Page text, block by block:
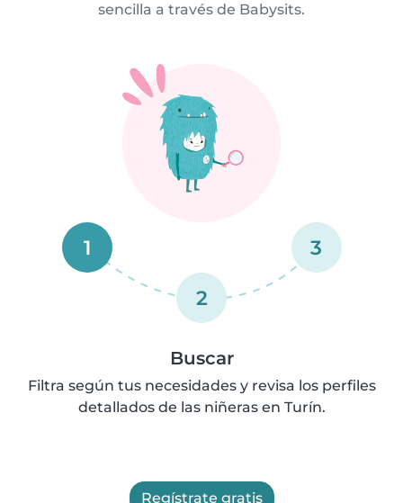
sencilla a través de Babysits.
1
2
3
Buscar
Filtra según tus necesidades y revisa los perfiles
detallados de las niñeras en Turín.
Regístrate gratis